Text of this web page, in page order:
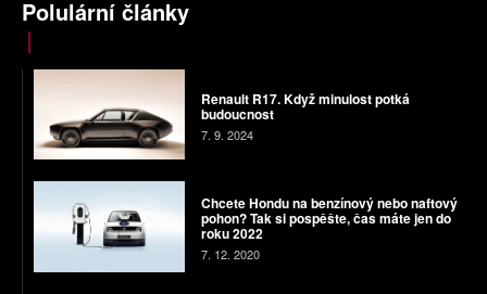
Polulární články
Renault R17. Když minulost potká
budoucnost
7. 9. 2024
Chcete Hondu na benzínový nebo naftový
pohon? Tak si pospěšte, čas máte jen do
roku 2022
7. 12. 2020